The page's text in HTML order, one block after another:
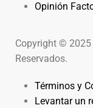
Opinión
Copyright © 2025
Reservados.
Términos y
Levantar un